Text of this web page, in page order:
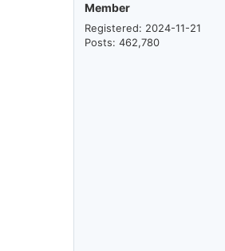
Member
Registered: 2024-11-21
Posts: 462,780